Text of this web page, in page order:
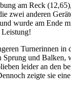
am Reck
zwei anderen
wurde am Ende
Leistung!
Turnerinnen in
Sprung und Balken,
leider an den
zeigte sie